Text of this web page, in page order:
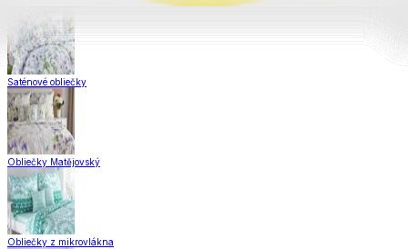
Saténové obliečky
Obliečky Matějovský
Obliečky z mikrovlákna